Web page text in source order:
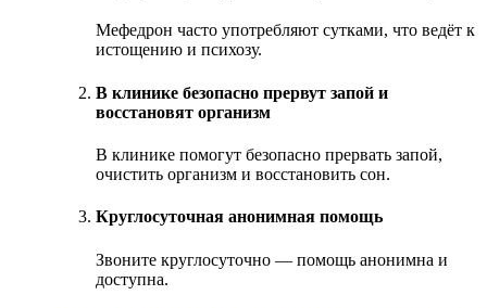
Мефедрон часто употребляют сутками, что ведёт к
истощению и психозу.
В клинике безопасно прервут запой и
восстановят организм
В клинике помогут безопасно прервать запой,
очистить организм и восстановить сон.
Круглосуточная анонимная помощь
Звоните круглосуточно — помощь анонимна и
доступна.